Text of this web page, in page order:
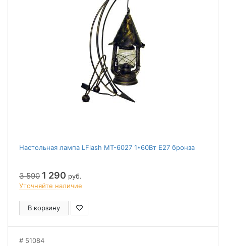
Настольная лампа LFlash МТ-6027 1*60Вт Е27 бронза
3 590 1 290 руб.
Уточняйте наличие
В корзину
51084